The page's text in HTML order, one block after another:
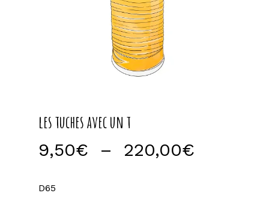
les tuches avec un t
9,50€ – 220,00€
D65